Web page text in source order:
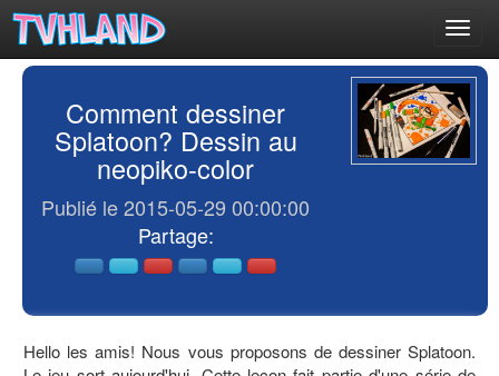
Comment dessiner
Splatoon? Dessin au
neopiko-color
Publié le 2015-05-29 00:00:00
Partage:
Hello les amis! Nous vous proposons de dessiner Splatoon.